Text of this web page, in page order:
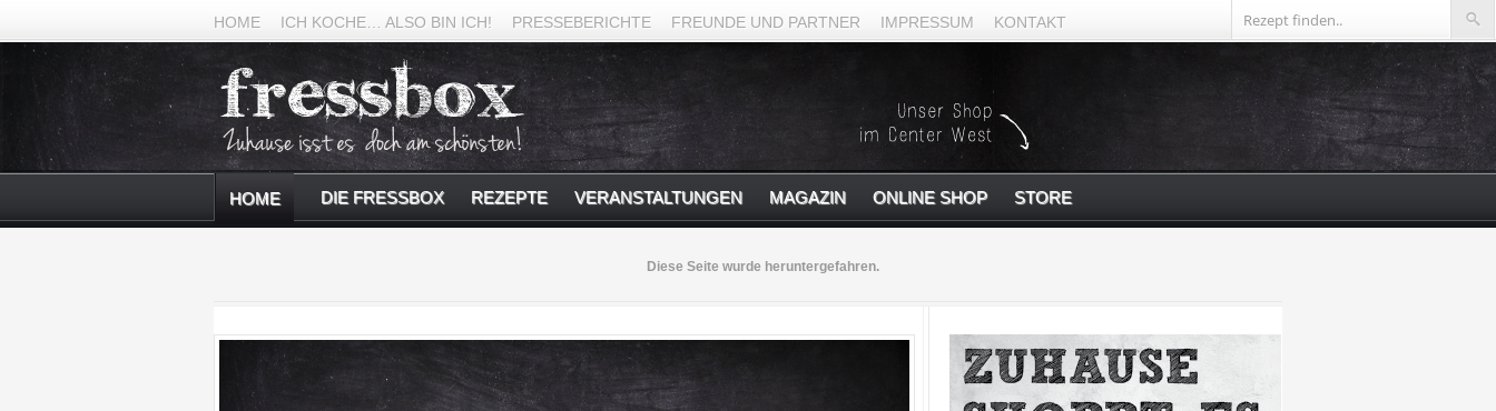
HOME ICH KOCHE… ALSO BIN ICH! PRESSEBERICHTE FREUNDE UND PARTNER IMPRESSUM KONTAKT
HOME DIE FRESSBOX REZEPTE VERANSTALTUNGEN MAGAZIN ONLINE SHOP STORE
Diese Seite wurde heruntergefahren.